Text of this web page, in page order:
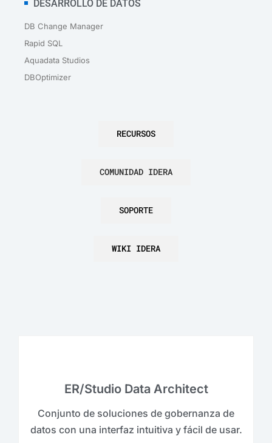
DESARROLLO DE DATOS
DB Change Manager
Rapid SQL
Aquadata Studios
DBOptimizer
RECURSOS
COMUNIDAD IDERA
SOPORTE
WIKI IDERA
ER/Studio Data Architect
Conjunto de soluciones de gobernanza de
datos con una interfaz intuitiva y fácil de usar.